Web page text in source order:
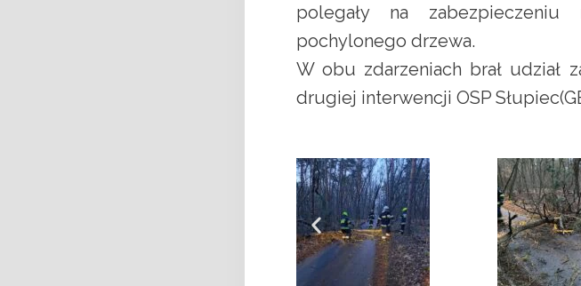
polegały na
pochylonego drzewa.
W obu zdarzeniach brał udział
drugiej interwencji OSP